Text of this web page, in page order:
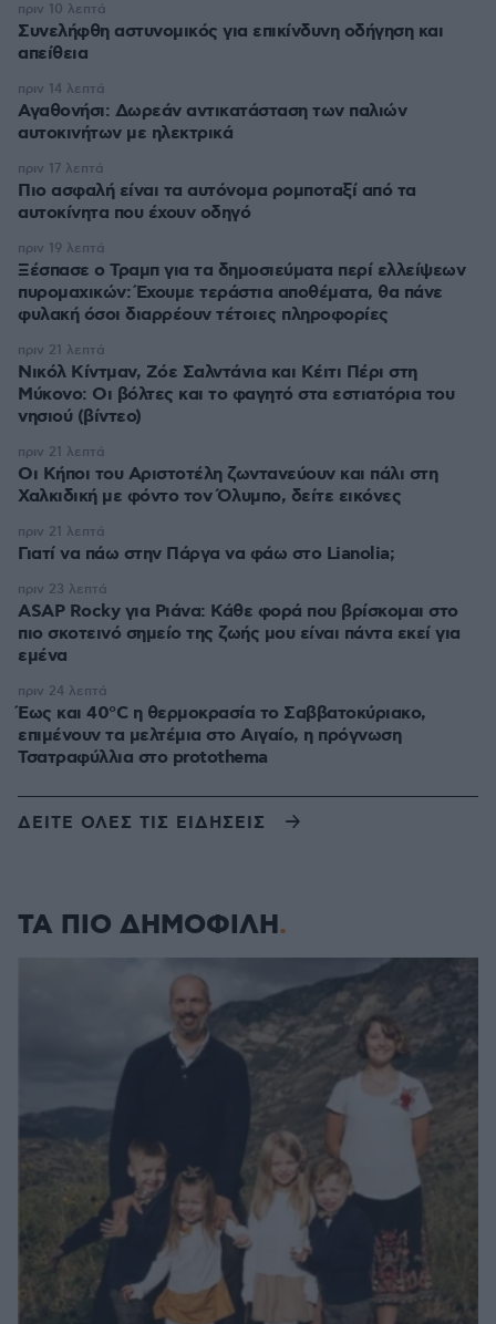
Συνελήφθη αστυνομικός για επικίνδυνη οδήγηση και
απείθεια
πριν 10 λεπτά
Αγαθονήσι: Δωρεάν αντικατάσταση των παλιών
αυτοκινήτων με ηλεκτρικά
πριν 14 λεπτά
Πιο ασφαλή είναι τα αυτόνομα ρομποταξί από τα
αυτοκίνητα που έχουν οδηγό
πριν 17 λεπτά
Ξέσπασε ο Τραμπ για τα δημοσιεύματα περί ελλείψεων
πυρομαχικών: Έχουμε τεράστια αποθέματα, θα πάνε
φυλακή όσοι διαρρέουν τέτοιες πληροφορίες
πριν 19 λεπτά
Νικόλ Κίντμαν, Ζόε Σαλντάνια και Κέιτι Πέρι στη
Μύκονο: Οι βόλτες και το φαγητό στα εστιατόρια του
νησιού (βίντεο)
πριν 21 λεπτά
Οι Κήποι του Αριστοτέλη ζωντανεύουν και πάλι στη
Χαλκιδική με φόντο τον Όλυμπο, δείτε εικόνες
πριν 21 λεπτά
Γιατί να πάω στην Πάργα να φάω στο Lianolia;
πριν 21 λεπτά
ASAP Rocky για Ριάνα: Κάθε φορά που βρίσκομαι στο
πιο σκοτεινό σημείο της ζωής μου είναι πάντα εκεί για
εμένα
πριν 23 λεπτά
Έως και 40°C η θερμοκρασία το Σαββατοκύριακο,
επιμένουν τα μελτέμια στο Αιγαίο, η πρόγνωση
Τσατραφύλλια στο protothema
πριν 24 λεπτά
ΔΕΙΤΕ ΟΛΕΣ ΤΙΣ ΕΙΔΗΣΕΙΣ
ΤΑ ΠΙΟ ΔΗΜΟΦΙΛΗ